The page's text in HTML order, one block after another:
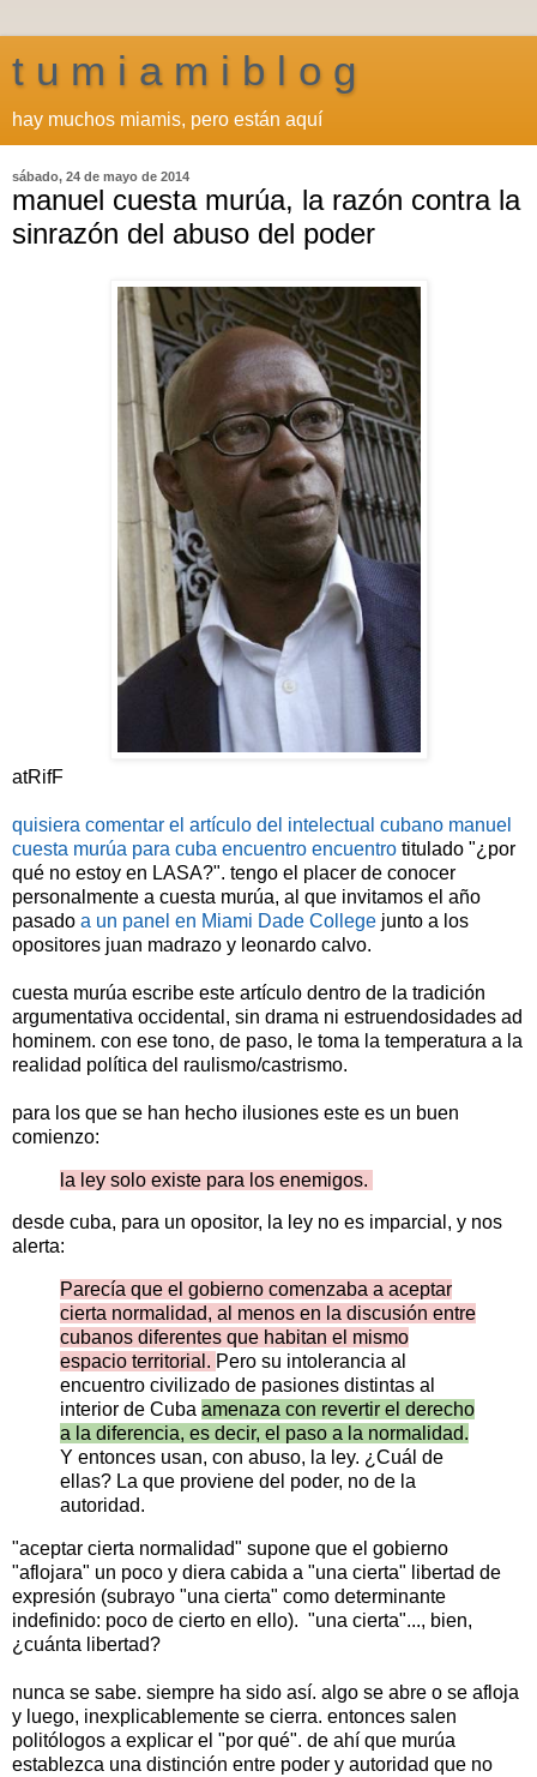
t u m i a m i b l o g
hay muchos miamis, pero están aquí
sábado, 24 de mayo de 2014
manuel cuesta murúa, la razón contra la
sinrazón del abuso del poder
atRifF
quisiera comentar el artículo del intelectual cubano manuel
cuesta murúa para cuba encuentro encuentro titulado "¿por
qué no estoy en LASA?". tengo el placer de conocer
personalmente a cuesta murúa, al que invitamos el año
pasado a un panel en Miami Dade College junto a los
opositores juan madrazo y leonardo calvo.
cuesta murúa escribe este artículo dentro de la tradición
argumentativa occidental, sin drama ni estruendosidades ad
hominem. con ese tono, de paso, le toma la temperatura a la
realidad política del raulismo/castrismo.
para los que se han hecho ilusiones este es un buen
comienzo:
la ley solo existe para los enemigos.
desde cuba, para un opositor, la ley no es imparcial, y nos
alerta:
Parecía que el gobierno comenzaba a aceptar
cierta normalidad, al menos en la discusión entre
cubanos diferentes que habitan el mismo
espacio territorial. Pero su intolerancia al
encuentro civilizado de pasiones distintas al
interior de Cuba amenaza con revertir el derecho
a la diferencia, es decir, el paso a la normalidad.
Y entonces usan, con abuso, la ley. ¿Cuál de
ellas? La que proviene del poder, no de la
autoridad.
"aceptar cierta normalidad" supone que el gobierno
"aflojara" un poco y diera cabida a "una cierta" libertad de
expresión (subrayo "una cierta" como determinante
indefinido: poco de cierto en ello). "una cierta"..., bien,
¿cuánta libertad?
nunca se sabe. siempre ha sido así. algo se abre o se afloja
y luego, inexplicablemente se cierra. entonces salen
politólogos a explicar el "por qué". de ahí que murúa
establezca una distinción entre poder y autoridad que no